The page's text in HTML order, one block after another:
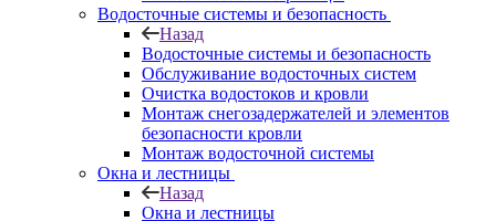
Водосточные системы и безопасность
Назад
Водосточные системы и безопасность
Обслуживание водосточных систем
Очистка водостоков и кровли
Монтаж снегозадержателей и элементов
безопасности кровли
Монтаж водосточной системы
Окна и лестницы
Назад
Окна и лестницы